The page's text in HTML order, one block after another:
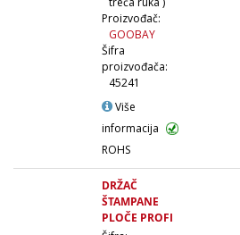
Proizvođač:
GOOBAY
Šifra
proizvođača:
45241
Više
informacija
ROHS
DRŽAČ
ŠTAMPANE
PLOČE PROFI